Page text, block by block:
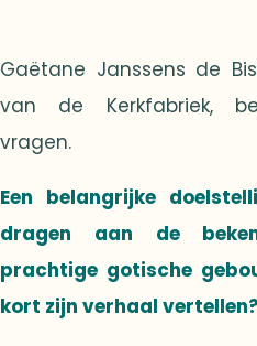
Gaëtane Janssens de
van de Kerkfabriek,
vragen.
Een belangrijke
dragen aan de
prachtige gotische
kort zijn verhaal vertellen?